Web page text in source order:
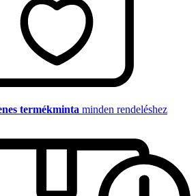
termékminta minden rendeléshez